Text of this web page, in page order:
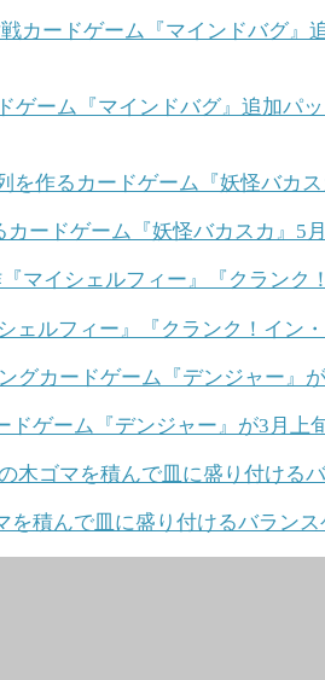
ゲーム『マインドバグ』追加
ードゲーム『妖怪バカスカ』5
ルフィー』『クランク！イン
ゲーム『デンジャー』が3月上
積んで皿に盛り付けるバラン